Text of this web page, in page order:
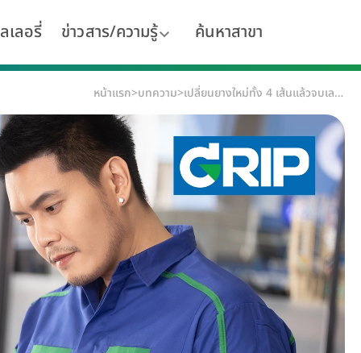
เลอรี่ ข่าวสาร/ความรู้ ค้นหาสาขา
หน้าแรก>บทความ> เปลี่ยนยางใหม่ทั้ง 4 เส้นแล้วจบเลยไหม?